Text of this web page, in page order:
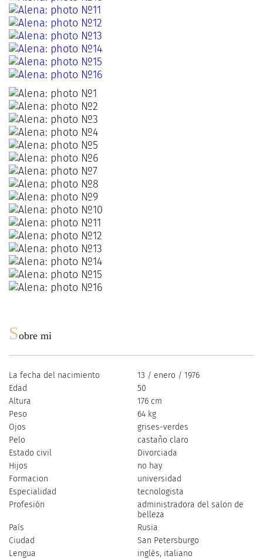
Sobre mi
La fecha del nacimiento
13 / enero / 1976
Edad
50
Altura
176 cm
Peso
64 kg
Ojos
grises-verdes
Pelo
castaño claro
Estado civil
Divorciada
Hijos
no hay
Formacion
universidad
Especialidad
tecnologista
Profesión
administradora del salon de
belleza
País
Rusia
Ciudad
San Petersburgo
Lengua
inglés, italiano